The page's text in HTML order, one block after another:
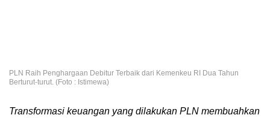
PLN Raih Penghargaan Debitur Terbaik dari Kemenkeu RI Dua Tahun
Berturut-turut. (Foto : Istimewa)
Transformasi keuangan yang dilakukan PLN membuahkan